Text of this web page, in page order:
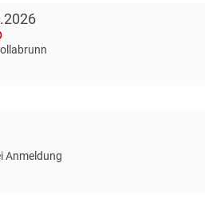
Anmeldung